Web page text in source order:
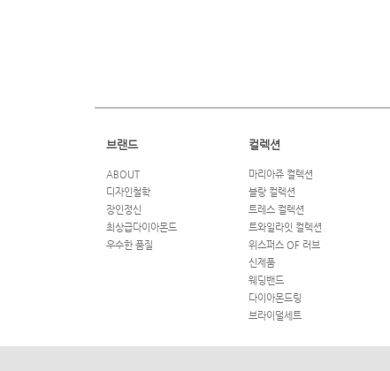
브랜드
ABOUT
디자인철학
장인정신
최상급다이아몬드
우수한 품질
컬렉션
마리아쥬 컬렉션
블랑 컬렉션
트레스 컬렉션
트와일라잇 컬렉션
위스퍼스 OF 러브
신제품
웨딩밴드
다이아몬드링
브라이덜세트